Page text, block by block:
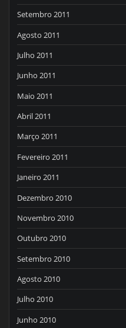
Setembro 2011
Agosto 2011
Julho 2011
Junho 2011
Maio 2011
Abril 2011
Março 2011
Fevereiro 2011
Janeiro 2011
Dezembro 2010
Novembro 2010
Outubro 2010
Setembro 2010
Agosto 2010
Julho 2010
Junho 2010